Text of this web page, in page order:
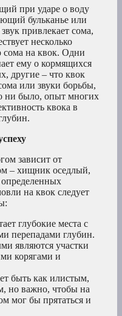
при ударе о воду
бульканье или
привлекает сома,
несколько
на квок. Одни
ему о кормящихся
другие – что квок
или звуки борьбы,
ни было, опыт многих
квока в
зависит от
– хищник оседлый,
на квок следует
глубокие места с
перепадами глубин.
являются участки
корягами и
быть как илистым,
но важно, чтобы на
мог бы прятаться и